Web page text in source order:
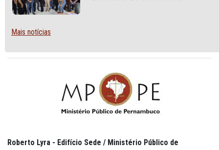
Mais notícias
Roberto Lyra - Edifício Sede / Ministério Público de